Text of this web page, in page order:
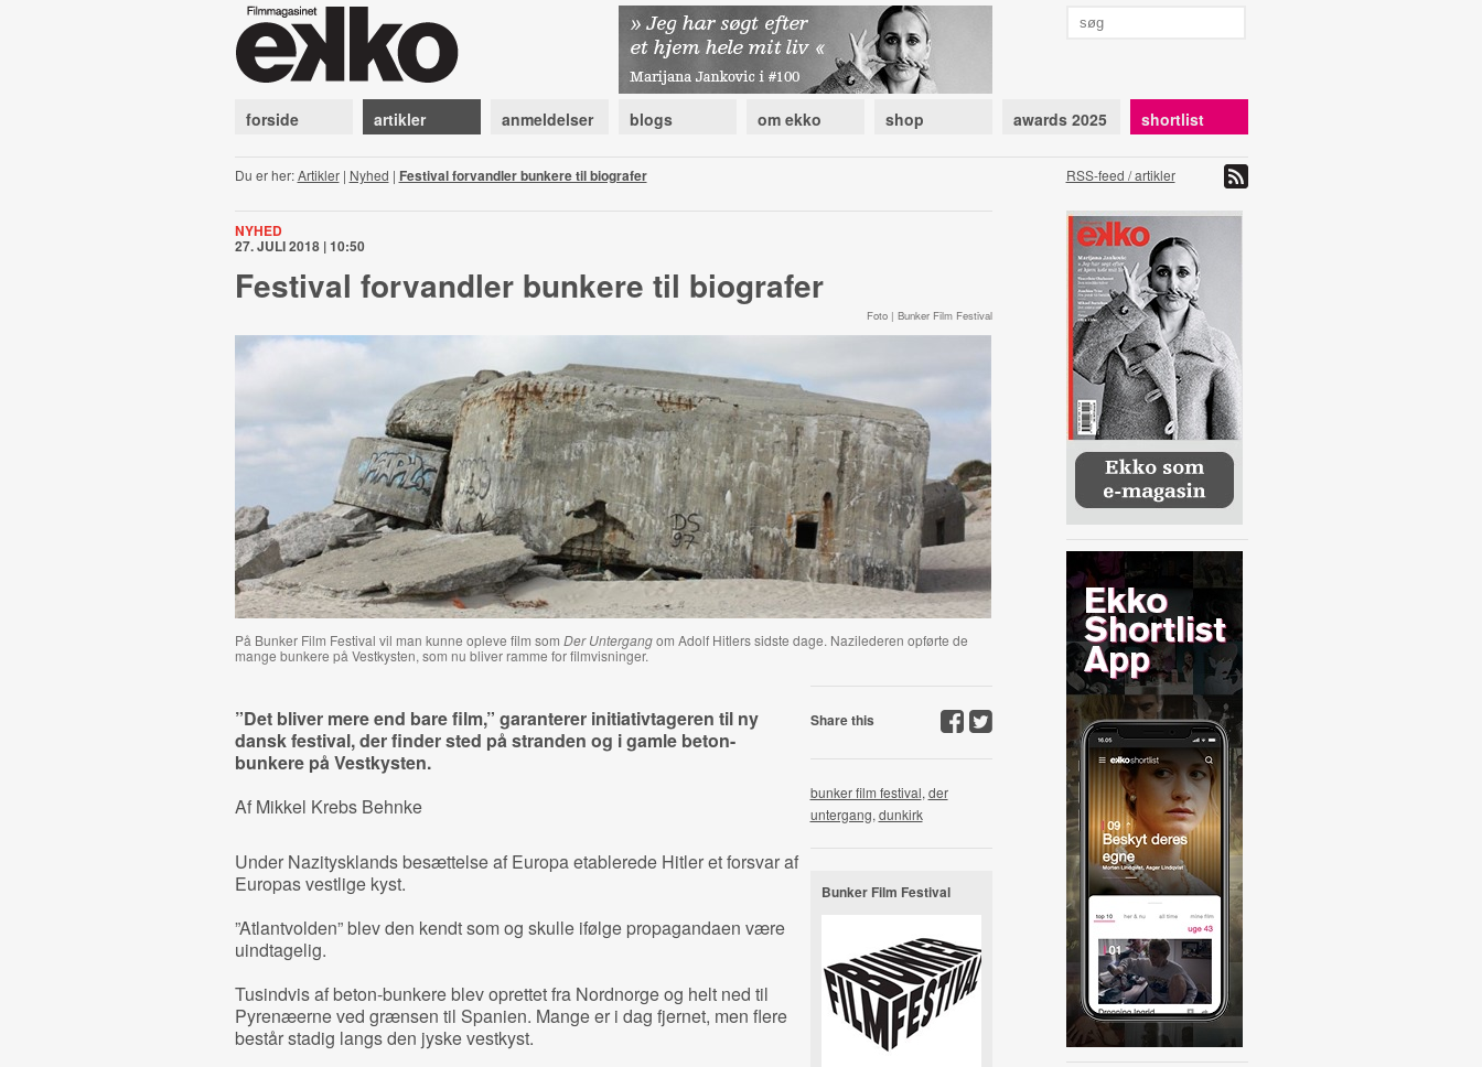
forside artikler anmeldelser blogs om ekko shop awards 2025 shortlist
Du er her:Artikler| Nyhed | Festival forvandler bunkere til biografer RSS-feed / artikler
NYHED
27. JULI 2018 | 10:50
Festival forvandler bunkere til biografer
Foto | Bunker Film Festival
På Bunker Film Festival vil man kunne opleve film som Der Untergangom Adolf Hitlers sidste dage. Nazilederen opførte de
mange bunkere på Vestkysten, som nu bliver ramme for filmvisninger.
”Det bliver mere end bare film,” garanterer initiativtageren til ny
dansk festival, der finder sted på stranden og i gamle beton-
bunkere på Vestkysten.
Af Mikkel Krebs Behnke
Under Nazitysklands besættelse af Europa etablerede Hitler et forsvar af
Europas vestlige kyst.
”Atlantvolden” blev den kendt som og skulle ifølge propagandaen være
uindtagelig.
Tusindvis af beton-bunkere blev oprettet fra Nordnorge og helt ned til
Pyrenæerne ved grænsen til Spanien. Mange er i dag fjernet, men flere
består stadig langs den jyske vestkyst.
Share this
bunker film festival, der
untergang, dunkirk
Bunker Film Festival